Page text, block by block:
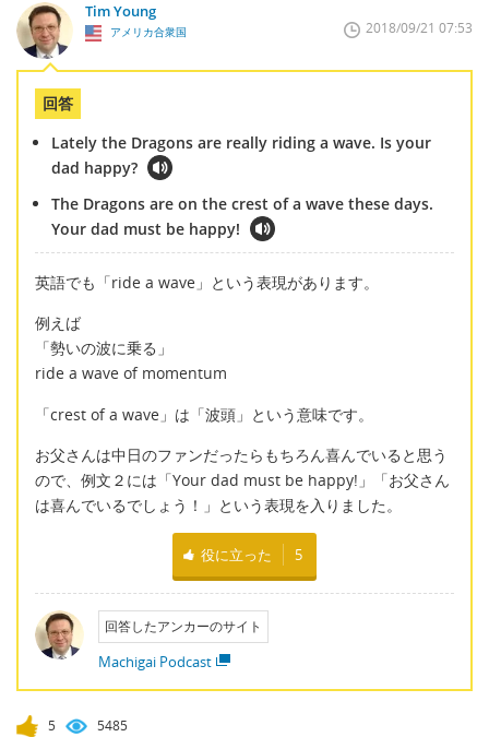
Tim Young
アメリカ合衆国 2018/09/21 07:53
回答
Lately the Dragons are really riding a wave. Is your
dad happy?
The Dragons are on the crest of a wave these days.
Your dad must be happy!
英語でも「ride a wave」という表現があります。
例えば
「勢いの波に乗る」
ride a wave of momentum
「crest of a wave」は「波頭」という意味です。
お父さんは中日のファンだったらもちろん喜んでいると思う
ので、例文２には「Your dad must be happy!」「お父さん
は喜んでいるでしょう！」という表現を入りました。
役に立った 5
回答したアンカーのサイト
Machigai Podcast
5 5485